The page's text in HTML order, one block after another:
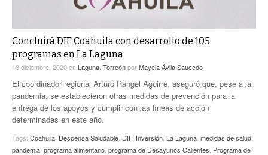
A MEDIA MAÑANA
A TODA LEY
ENTRE LAGUNEROS
LA MEJOR 97.1 ESTÉREO GALLITO
PULSO
LA MEJOR INFORMACIÓN
Concluirá DIF Coahuila con desarrollo de 105
programas en La Laguna
18 diciembre, 2020en Laguna TorreónporMayela Ávila Saucedo
El coordinador regional Arturo Rangel Aguirre, aseguró que, pese a la
pandemia, se establecieron otras medidas de prevención para la
entrega de los apoyos y cumplir con las líneas de acción
determinadas en este año.
Tags: Coahuila Despensa Saludable DIF, Inversión La Laguna medidas de salud
pandemia programa alimentario programa de Desayunos Calientes Programa de